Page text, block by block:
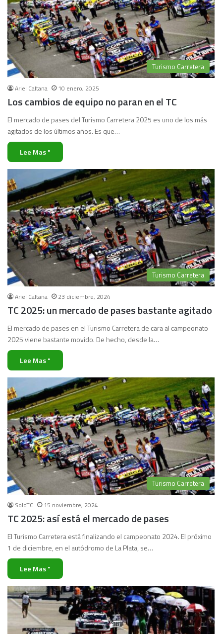
Turismo Carretera
Ariel Caltana 10 enero, 2025
Los cambios de equipo no paran en el TC
El mercado de pases del Turismo Carretera 2025 es uno de los más
agitados de los últimos años. Es que…
Lee Mas "
Turismo Carretera
Ariel Caltana 23 diciembre, 2024
TC 2025: un mercado de pases bastante agitado
El mercado de pases en el Turismo Carretera de cara al campeonato
2025 viene bastante movido. De hecho, desde la…
Lee Mas "
Turismo Carretera
SoloTC 15 noviembre, 2024
TC 2025: así está el mercado de pases
El Turismo Carretera está finalizando el campeonato 2024. El próximo
1 de diciembre, en el autódromo de La Plata, se…
Lee Mas "